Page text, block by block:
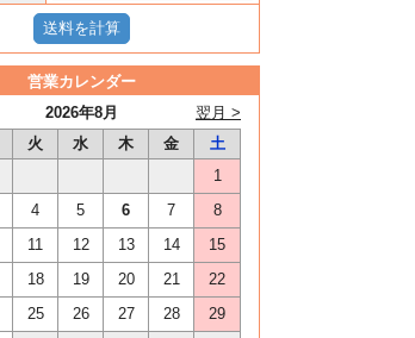
営業カレンダー
2026年8月
翌月 >
火 水 木 金
土
1
4 5 6 7
8
11 12 13 14
15
18 19 20 21
22
25 26 27 28
29